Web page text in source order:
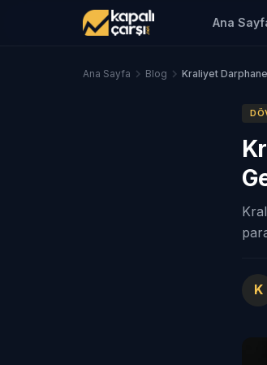
Ana
Ana Sayfa Blog Kraliyet
K